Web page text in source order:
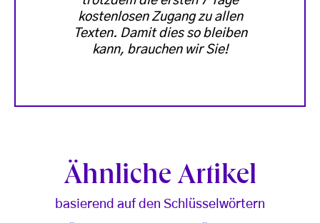
kostenlosen Zugang zu allen
Texten. Damit dies so bleiben
kann, brauchen wir Sie!
Ähnliche Artikel
basierend auf den Schlüsselwörtern